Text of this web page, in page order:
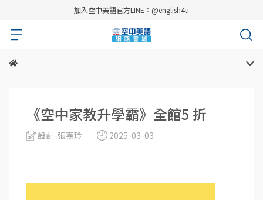
加入空中美語官方LINE：@english4u
《空中家教升學霸》全館5 折
設計-張嘉玲 2025-03-03